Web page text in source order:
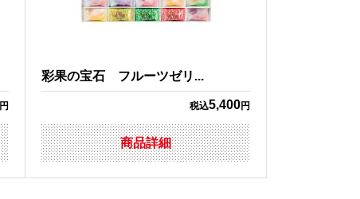
円
彩果の宝石 フルーツゼリ...
税込5,400円
商品詳細